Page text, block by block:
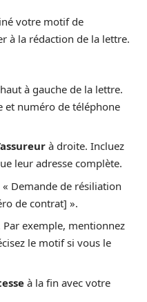
votre motif de
à la rédaction de la lettre.
à gauche de la lettre.
et numéro de téléphone
à droite. Incluez
leur adresse complète.
« Demande de résiliation
de contrat] ».
Par exemple, mentionnez
le motif si vous le
à la fin avec votre